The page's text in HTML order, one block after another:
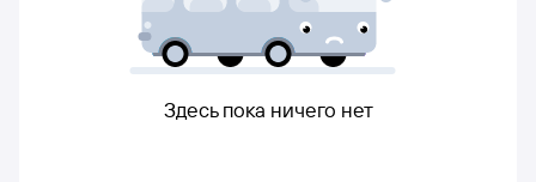
Здесь пока ничего нет